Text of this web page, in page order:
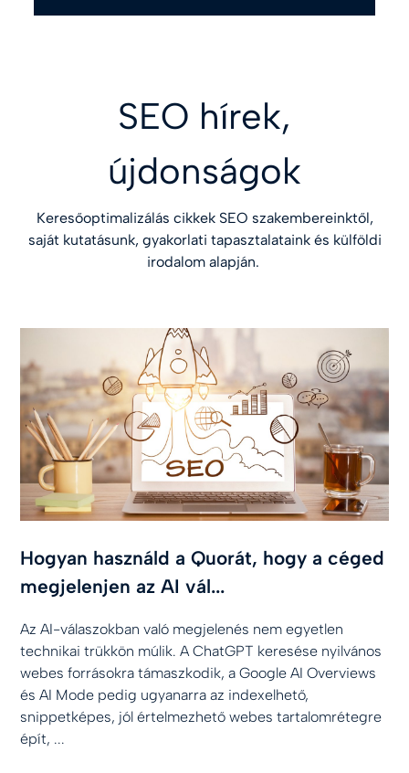
SEO hírek,
újdonságok
Keresőoptimalizálás cikkek SEO szakembereinktől,
saját kutatásunk, gyakorlati tapasztalataink és külföldi
irodalom alapján.
Hogyan használd a Quorát, hogy a céged
megjelenjen az AI vál...
Az AI-válaszokban való megjelenés nem egyetlen
technikai trükkön múlik. A ChatGPT keresése nyilvános
webes forrásokra támaszkodik, a Google AI Overviews
és AI Mode pedig ugyanarra az indexelhető,
snippetképes, jól értelmezhető webes tartalomrétegre
épít, ...